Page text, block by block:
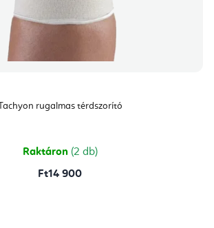
Tachyon rugalmas térdszorító
Raktáron (2 db)
Ft14 900